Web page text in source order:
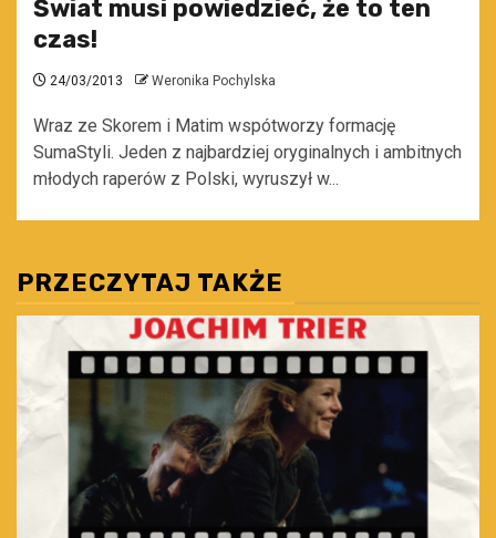
Świat musi powiedzieć, że to ten
czas!
24/03/2013 Weronika Pochylska
Wraz ze Skorem i Matim wspótworzy formację
SumaStyli. Jeden z najbardziej oryginalnych i ambitnych
młodych raperów z Polski, wyruszył w...
PRZECZYTAJ TAKŻE